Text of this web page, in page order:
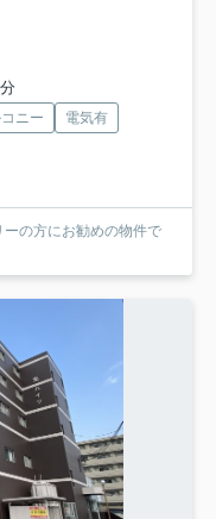
ニー
電気有
の方にお勧めの物件で